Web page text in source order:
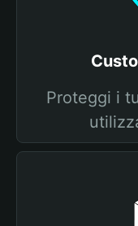
Proteggi i